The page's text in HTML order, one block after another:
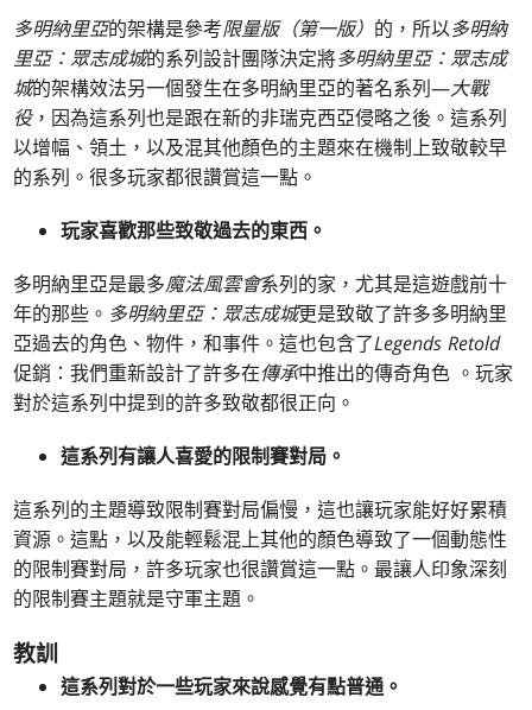
多明納里亞的架構是參考限量版（第一版） 的，所以多明納
里亞：眾志成城的系列設計團隊決定將多明納里亞：眾志成
城的架構效法另一個發生在多明納里亞的著名系列—大戰
役，因為這系列也是跟在新的非瑞克西亞侵略之後。這系列
以增幅、領土，以及混其他顏色的主題來在機制上致敬較早
的系列。很多玩家都很讚賞這一點。
玩家喜歡那些致敬過去的東西。
多明納里亞是最多魔法風雲會系列的家，尤其是這遊戲前十
年的那些。 多明納里亞：眾志成城更是致敬了許多多明納里
亞過去的角色、物件，和事件。這也包含了Legends Retold
促銷：我們重新設計了許多在傳承中推出的傳奇角色 。玩家
對於這系列中提到的許多致敬都很正向。
這系列有讓人喜愛的限制賽對局。
這系列的主題導致限制賽對局偏慢，這也讓玩家能好好累積
資源。這點，以及能輕鬆混上其他的顏色導致了一個動態性
的限制賽對局，許多玩家也很讚賞這一點。最讓人印象深刻
的限制賽主題就是守軍主題。
教訓
這系列對於一些玩家來說感覺有點普通。